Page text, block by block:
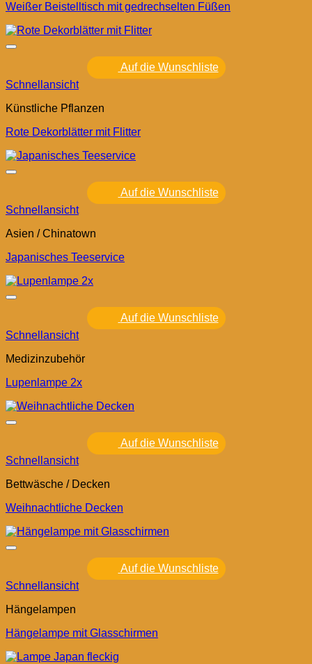
Weißer Beistelltisch mit gedrechselten Füßen
Auf die Wunschliste
Schnellansicht
Künstliche Pflanzen
Rote Dekorblätter mit Flitter
Auf die Wunschliste
Schnellansicht
Asien / Chinatown
Japanisches Teeservice
Auf die Wunschliste
Schnellansicht
Medizinzubehör
Lupenlampe 2x
Auf die Wunschliste
Schnellansicht
Bettwäsche / Decken
Weihnachtliche Decken
Auf die Wunschliste
Schnellansicht
Hängelampen
Hängelampe mit Glasschirmen